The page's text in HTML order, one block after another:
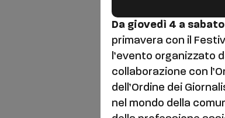
Da giovedì 4 a
primavera con il
l’evento organizzato
collaborazione con
dell’Ordine dei
nel mondo della